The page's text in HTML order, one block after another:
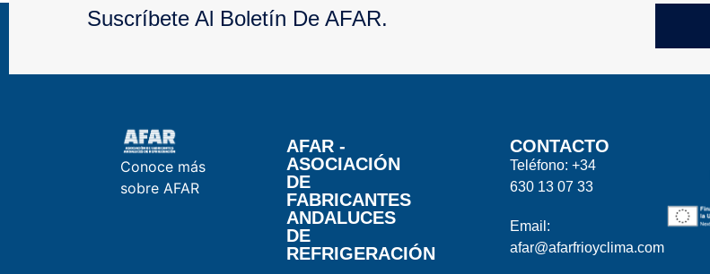
Suscríbete Al Boletín De AFAR.
Conoce más
sobre AFAR
AFAR -
ASOCIACIÓN
DE
FABRICANTES
ANDALUCES
DE
REFRIGERACIÓN
CONTACTO
Teléfono: +34
630 13 07 33
Email:
afar@afarfrioyclima.com